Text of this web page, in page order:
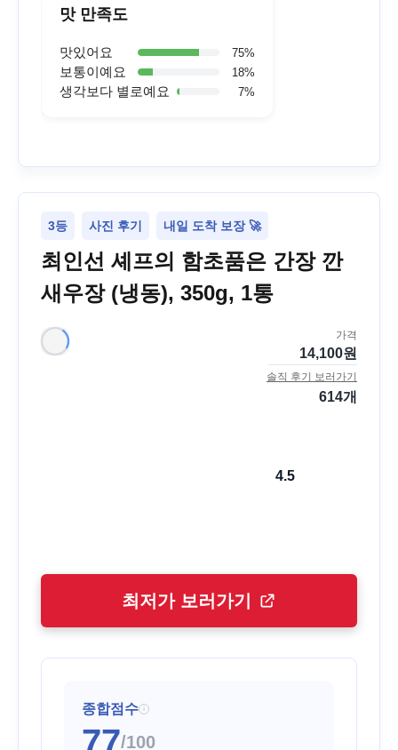
맛 만족도
맛있어요 75%
보통이예요 18%
생각보다 별로예요 7%
3등 사진 후기 내일 도착 보장 🚀
최인선 셰프의 함초품은 간장 깐
새우장 (냉동), 350g, 1통
가격
14,100원
솔직 후기 보러가기
614개
4.5
최저가 보러가기
종합점수 i
77/100